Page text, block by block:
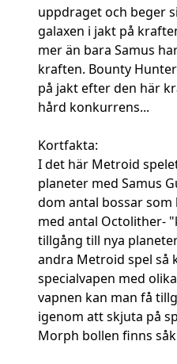
uppdraget och beger
galaxen i jakt på
mer än bara Samus
kraften. Bounty
på jakt efter den här
hård konkurrens...
Kortfakta:
I det här Metroid
planeter med Samus
dom antal bossar
med antal Octolither-
tillgång till nya
andra Metroid spel så
specialvapen med
vapnen kan man få
igenom att skjuta på
Morph bollen finns